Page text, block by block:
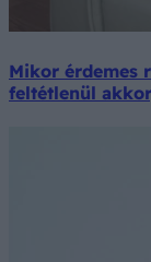
Mikor érdemes
feltétlenül